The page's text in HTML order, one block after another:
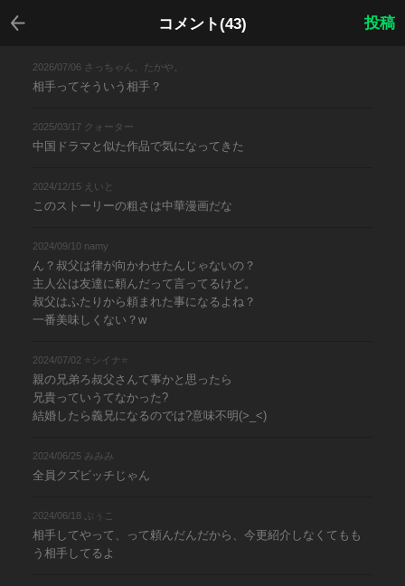
コメント(43)
戻る
投稿
2026/07/06 さっちゃん、たかや。
相手ってそういう相手？
2025/03/17 クォーター
中国ドラマと似た作品で気になってきた
2024/12/15 えいと
このストーリーの粗さは中華漫画だな
2024/09/10 namy
ん？叔父は律が向かわせたんじゃないの？
主人公は友達に頼んだって言ってるけど。
叔父はふたりから頼まれた事になるよね？
一番美味しくない？w
2024/07/02 ⭐シイナ⭐
親の兄弟ろ叔父さんて事かと思ったら
兄貴っていうてなかった?
結婚したら義兄になるのでは?意味不明(>_<)
2024/06/25 みみみ
全員クズビッチじゃん
2024/06/18 ぷぅこ
相手してやって、って頼んだんだから、今更紹介しなくてもも
う相手してるよ